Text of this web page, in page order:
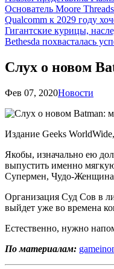
Основатель Moore
Qualcomm к 2029 году
Гигантские курицы,
Bethesda похвасталась
Слух о новом
Фев 07, 2020Новости
Издание Geeks
Якобы, изначально ею
выпустить именно мягкую
Супермен, Чудо-
Организация Суд Сов в
выйдет уже во времена
Естественно, нужно
По материалам: